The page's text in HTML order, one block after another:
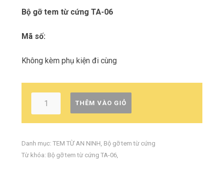
Bộ gỡ tem từ cứng TA-06
Mã số:
Không kèm phụ kiện đi cùng
THÊM VÀO GIỎ
Danh mục: TEM TỪ AN NINH, Bộ gỡ tem từ cứng
Từ khóa: Bộ gỡ tem từ cứng TA-06,